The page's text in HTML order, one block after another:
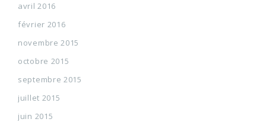
avril 2016
février 2016
novembre 2015
octobre 2015
septembre 2015
juillet 2015
juin 2015